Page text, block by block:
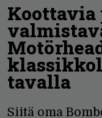
Koottavia
tavalla
Siitä oma